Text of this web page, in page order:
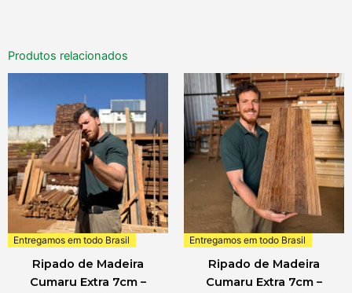
Produtos relacionados
Entregamos em todo Brasil
Ripado de Madeira
Cumaru Extra 7cm –
Entregamos em todo Brasil
Ripado de Madeira
Cumaru Extra 7cm –